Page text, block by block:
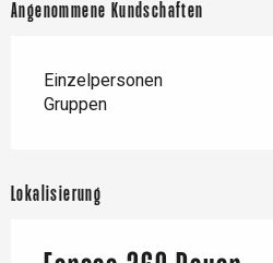
Angenommene Kundschaften
Einzelpersonen
Gruppen
Lokalisierung